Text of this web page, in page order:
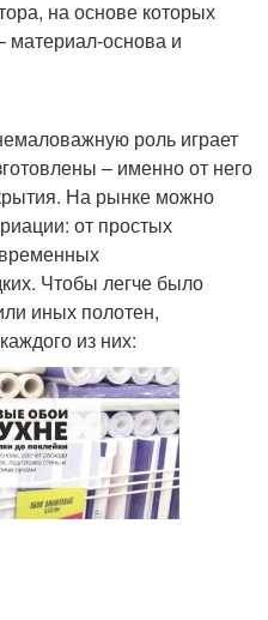
на основе которых
материал-основа и
роль играет
– именно от него
На рынке можно
от простых
Чтобы легче было
иных полотен,
из них: